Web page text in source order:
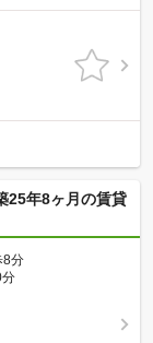
25年8ヶ月の賃貸
8分